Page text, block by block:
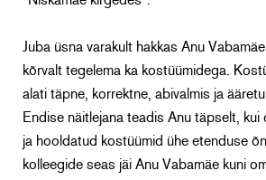
Juba üsna varakult hakkas Anu
kõrvalt tegelema ka kostüümidega.
alati täpne, korrektne, abivalmis ja
Endise näitlejana teadis Anu täpselt, kui
ja hooldatud kostüümid ühe etenduse
kolleegide seas jäi Anu Vabamäe kuni